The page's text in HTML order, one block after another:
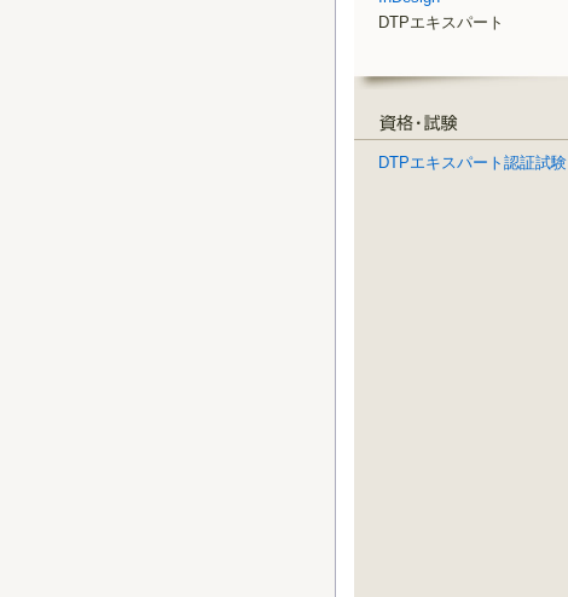
DTPエキスパート
DTPエキスパート認証試験